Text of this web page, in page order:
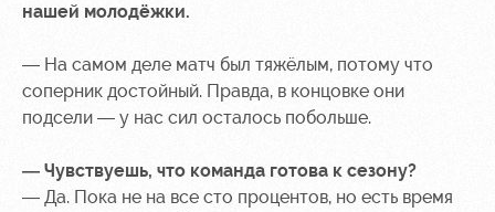
Аренда
полей
Аренда
площадей
Академия
Как
Банковская
карта
«Локомотив»
Парковка
нашей молодёжки.
— На самом деле матч был тяжёлым, потому что
соперник достойный. Правда, в концовке они
подсели — у нас сил осталось побольше.
— Чувствуешь, что команда готова к сезону?
— Да. Пока не на все сто процентов, но есть время